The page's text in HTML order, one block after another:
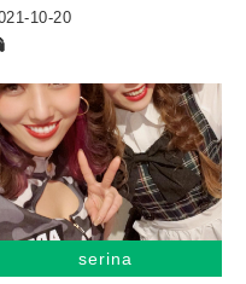
10-20
serina